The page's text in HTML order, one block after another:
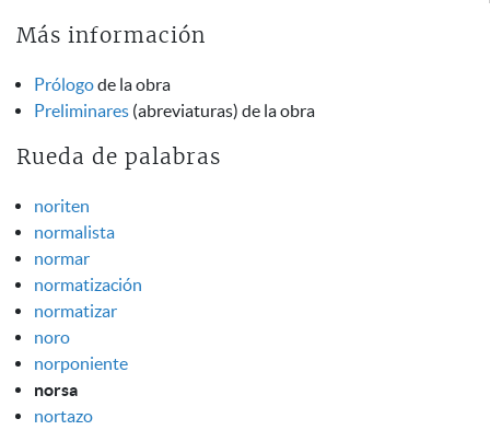
Más información
Prólogode la obra
Preliminares (abreviaturas) de la obra
Rueda de palabras
noriten
normalista
normar
normatización
normatizar
noro
norponiente
norsa
nortazo